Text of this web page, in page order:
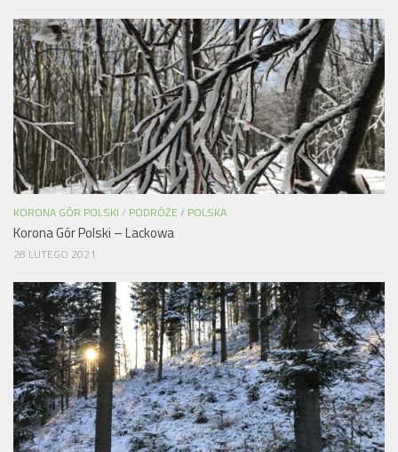
KORONA GÓR POLSKI / PODRÓŻE / POLSKA
Korona Gór Polski – Lackowa
28 LUTEGO 2021